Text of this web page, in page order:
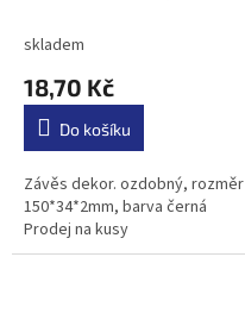
skladem
18,70 Kč
Do košíku
Závěs dekor. ozdobný, rozměr
150*34*2mm, barva černá
Prodej na kusy